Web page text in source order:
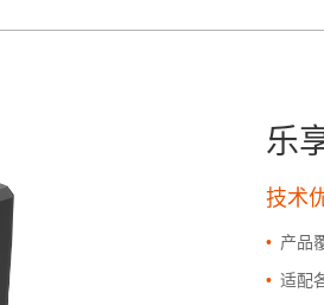
乐
技术
• 产品
• 适配